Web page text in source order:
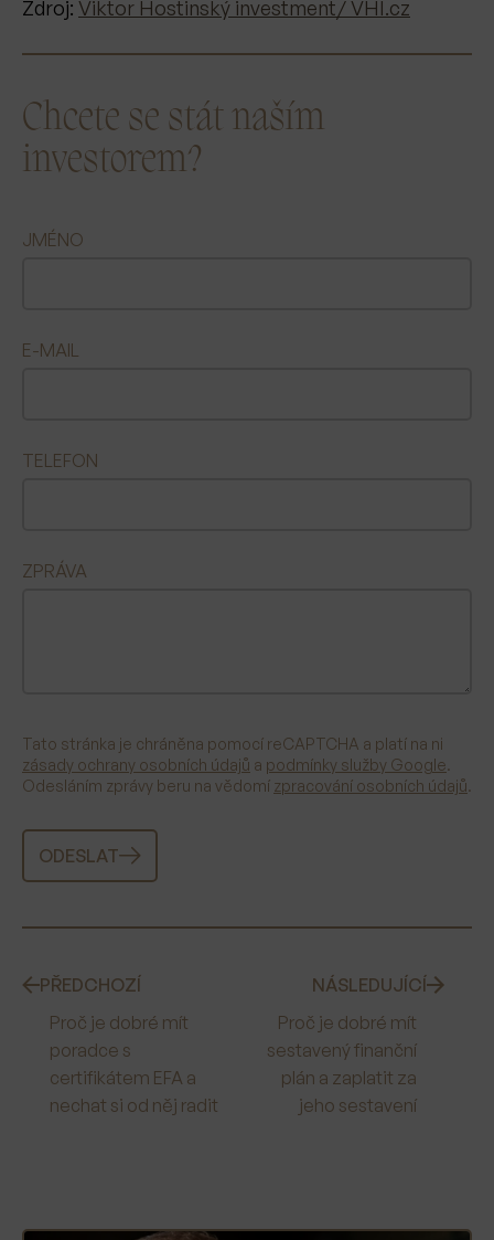
Zdroj: Viktor Hostinský investment/ VHI.cz
Chcete se stát naším
investorem?
JMÉNO
E-MAIL
TELEFON
ZPRÁVA
Tato stránka je chráněna pomocí reCAPTCHA a platí na ni
zásady ochrany osobních údajů a podmínky služby Google.
Odesláním zprávy beru na vědomí zpracování osobních údajů.
ODESLAT
PŘEDCHOZÍ
Proč je dobré mít
poradce s
certifikátem EFA a
nechat si od něj radit
NÁSLEDUJÍCÍ
Proč je dobré mít
sestavený finanční
plán a zaplatit za
jeho sestavení